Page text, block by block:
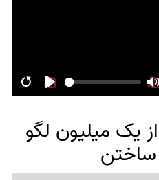
RestartPlay
از یک میلیون لگو